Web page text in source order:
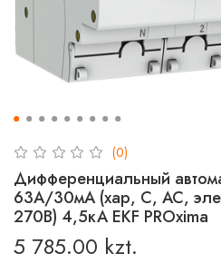
(0)
Дифференциальный
63А/30мА (хар, C, AC,
270В) 4,5кА EKF PROxima
5 785.00 kzt.